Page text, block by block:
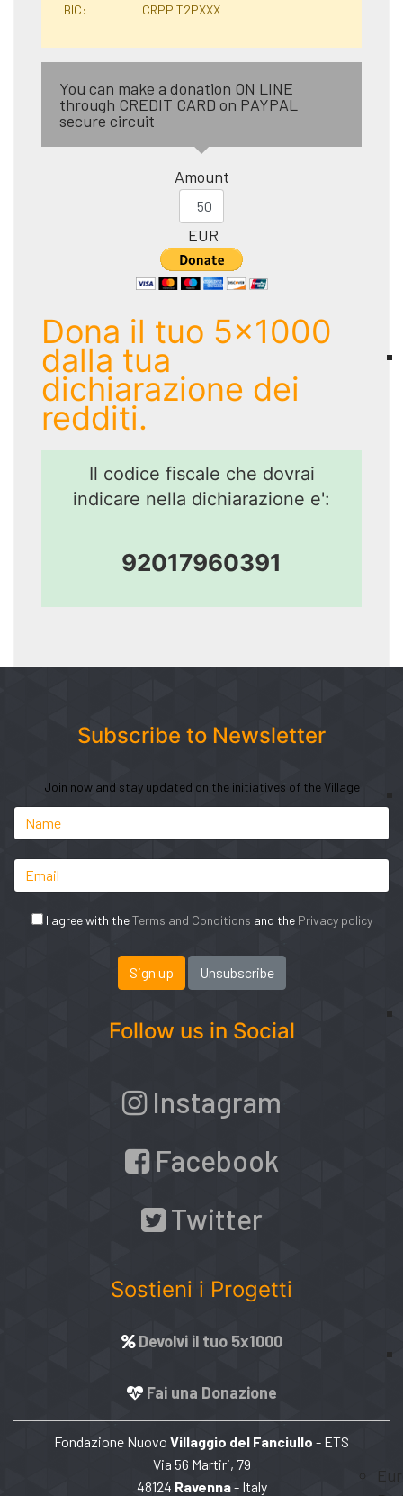
BIC:
CRPPIT2PXXX
You can make a donation ON LINE
through CREDIT CARD on PAYPAL
secure circuit
Amount
EUR
Dona il tuo 5x1000
dalla tua
dichiarazione dei
redditi.
Il codice fiscale che dovrai
indicare nella dichiarazione e':
92017960391
Subscribe to Newsletter
Join now and stay updated on the initiatives of the Village
I agree with theTerms and Conditions and the Privacy policy
Follow us in Social
Instagram
Facebook
Twitter
Sostieni i Progetti
Devolvi il tuo 5x1000
Fai una Donazione
Fondazione Nuovo Villaggio del Fanciullo - ETS
Via 56 Martiri, 79
48124 Ravenna- Italy